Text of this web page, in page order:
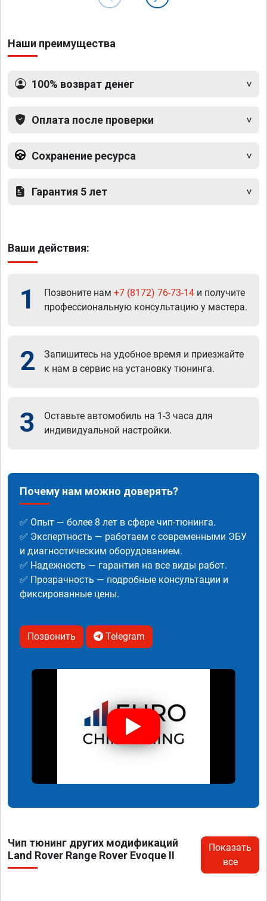
Наши преимущества
100% возврат денег
Оплата после проверки
Сохранение ресурса
Гарантия 5 лет
Ваши действия:
1 Позвоните нам +7 (8172) 76-73-14 и получите
профессиональную консультацию у мастера.
2
Запишитесь на удобное время и приезжайте
к нам в сервис на установку тюнинга.
3
Оставьте автомобиль на 1-3 часа для
индивидуальной настройки.
Почему нам можно доверять?
✅ Опыт — более 8 лет в сфере чип-тюнинга.
✅ Экспертность — работаем с современными ЭБУ
и диагностическим оборудованием.
✅ Надежность — гарантия на все виды работ.
✅ Прозрачность — подробные консультации и
фиксированные цены.
Позвонить Telegram
Чип тюнинг других модификаций
Land Rover Range Rover Evoque II
Показать
все